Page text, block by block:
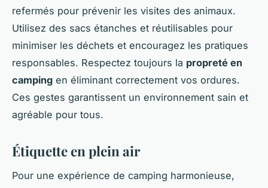
refermés pour prévenir les visites des animaux.
Utilisez des sacs étanches et réutilisables pour
minimiser les déchets et encouragez les pratiques
responsables. Respectez toujours la propreté en
camping en éliminant correctement vos ordures.
Ces gestes garantissent un environnement sain et
agréable pour tous.
Étiquette en plein air
Pour une expérience de camping harmonieuse,